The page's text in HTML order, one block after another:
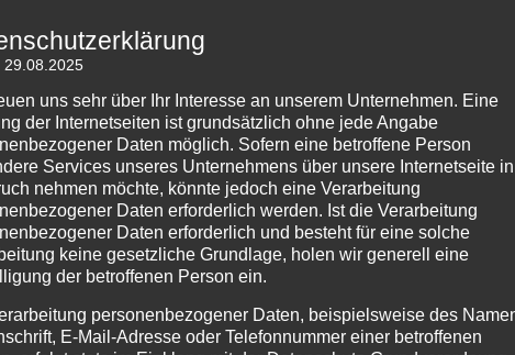
29.08.2025
uns sehr über Ihr Interesse an unserem Unternehmen. Eine
der Internetseiten ist grundsätzlich ohne jede Angabe
Daten möglich. Sofern eine betroffene Person
Services unseres Unternehmens über unsere Internetseite in
nehmen möchte, könnte jedoch eine Verarbeitung
Daten erforderlich werden. Ist die Verarbeitung
Daten erforderlich und besteht für eine solche
keine gesetzliche Grundlage, holen wir generell eine
der betroffenen Person ein.
personenbezogener Daten, beispielsweise des
E-Mail-Adresse oder Telefonnummer einer betroffenen